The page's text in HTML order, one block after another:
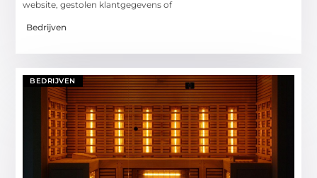
website, gestolen klantgegevens of
Bedrijven
BEDRIJVEN